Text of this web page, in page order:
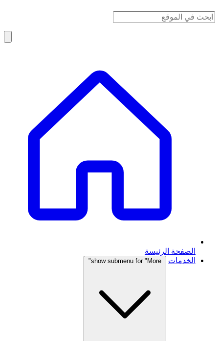
الصفحة الرئيسة
الخدمات
show submenu for "More"